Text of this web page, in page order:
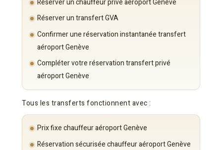
Réserver un transfert GVA
Confirmer une réservation instantanée transfert
aéroport Genève
Compléter votre réservation transfert privé
aéroport Genève
Tous les transferts fonctionnent avec :
Prix fixe chauffeur aéroport Genève
Réservation sécurisée chauffeur aéroport Genève